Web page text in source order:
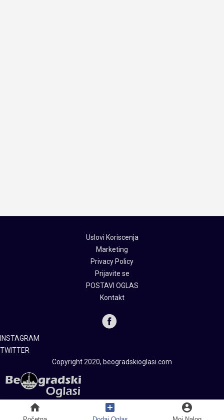
Uslovi Koriscenja
Marketing
Privacy Policy
Prijavite se
POSTAVI OGLAS
Kontakt
INSTAGRAM
TWITTER
Copyright 2020, beogradskioglasi.com
home add_box account_circle